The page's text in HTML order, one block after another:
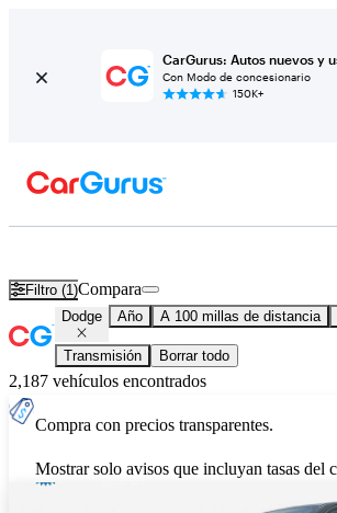
CarGurus: Autos nuevos y
Con Modo de concesionario
150K+
Filtro (1)Compara
Dodge Año A 100 millas de distancia
Transmisión Borrar todo
2,187 vehículos encontrados
Compra con precios transparentes.
Mostrar solo avisos que incluyan tasas del